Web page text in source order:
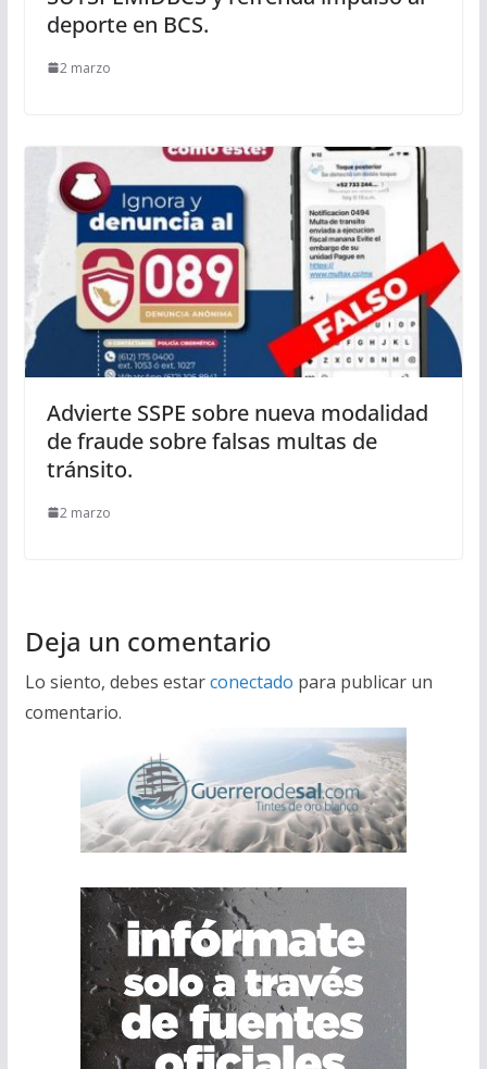
deporte en BCS.
2 marzo
Advierte SSPE sobre nueva modalidad
de fraude sobre falsas multas de
tránsito.
2 marzo
Deja un comentario
Lo siento, debes estarconectado para publicar un
comentario.